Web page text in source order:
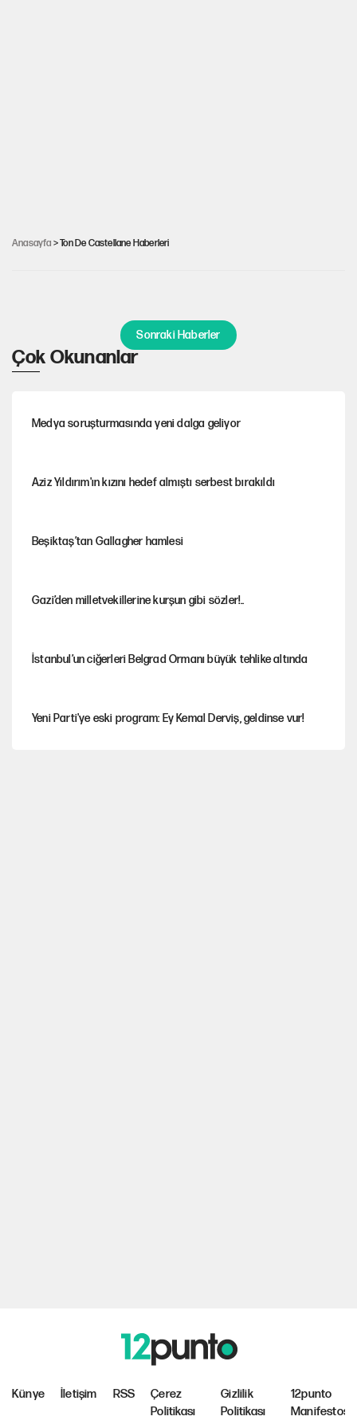
Anasayfa > Ton De Castellane Haberleri
Birliği kuruldu!
Sonraki Haberler
Çok Okunanlar
Medya soruşturmasında yeni dalga geliyor
Aziz Yıldırım'ın kızını hedef almıştı serbest bırakıldı
Beşiktaş’tan Gallagher hamlesi
Gazi’den milletvekillerine kurşun gibi sözler!..
İstanbul’un ciğerleri Belgrad Ormanı büyük tehlike altında
Yeni Parti'ye eski program: Ey Kemal Derviş, geldinse vur!
Künye İletişim RSS
Çerez
Politikası
Gizlilik
Politikası
12punto
Manifestosu